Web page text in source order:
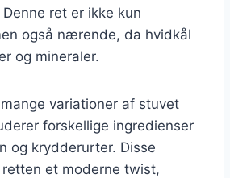
ret er ikke kun
også nærende, da hvidkål
og mineraler.
variationer af stuvet
forskellige ingredienser
og krydderurter. Disse
et moderne twist,